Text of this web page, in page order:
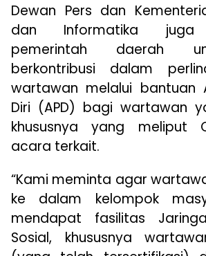
Dewan Pers dan
dan Informatika juga
pemerintah daerah
berkontribusi dalam
wartawan melalui bantuan
Diri (APD) bagi wartawan
khususnya yang meliput
acara terkait.
“Kami meminta agar
ke dalam kelompok
mendapat fasilitas
Sosial, khususnya